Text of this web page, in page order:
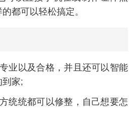
都可以轻松搞定。
业以及合格，并且还可以智能
到家;
统统都可以修整，自己想要怎